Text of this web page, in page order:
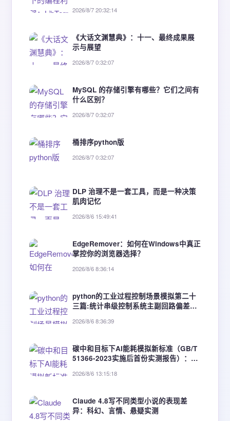
2026/8/7 20:32:14
《大话文渊慧典》：十一、最终成果展
示与展望
2026/8/7 0:32:07
MySQL 的存储引擎有哪些？它们之间有
什么区别？
2026/8/7 0:32:07
桶排序python版
2026/8/7 0:32:07
DLP 治理不是一套工具，而是一种决策
肌肉记忆
2026/8/6 15:49:41
EdgeRemover：如何在Windows中真正
掌控你的浏览器选择？
2026/8/6 8:36:14
python的工业过程控制场景模拟第二十
三篇:统计串级控制系统主副回路偏差数
2026/8/6 8:36:39
碳中和目标下AI能耗模拟新标准（GB/T
51366-2023实施后首份实测报告）：3
2026/8/6 13:15:18
Claude 4.8写不同类型小说的表现差
异：科幻、言情、悬疑实测